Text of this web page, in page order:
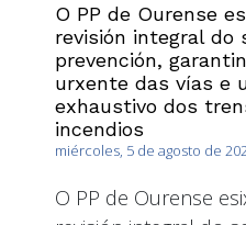
O PP de Ourense
revisión integral do
prevención,
urxente das vías e
exhaustivo dos
incendios
miércoles, 5 de agosto de
O PP de Ourense